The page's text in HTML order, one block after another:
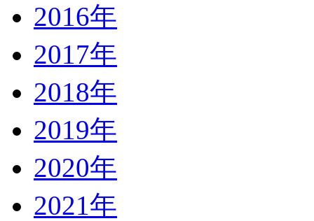
2016年
2017年
2018年
2019年
2020年
2021年